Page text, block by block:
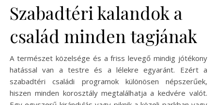
Szabadtéri kalandok a
család minden tagjának
A természet közelsége és a friss levegő mindig jótékony
hatással van a testre és a lélekre egyaránt. Ezért a
szabadtéri családi programok különösen népszerűek,
hiszen minden korosztály megtalálhatja a kedvére valót.